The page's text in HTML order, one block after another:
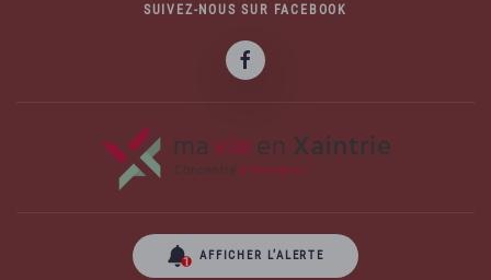
SUIVEZ-NOUS SUR FACEBOOK
AFFICHER L’ALERTE